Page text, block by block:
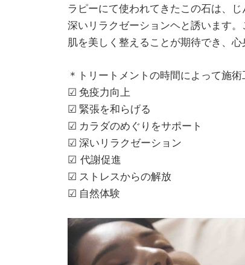
ラピーにて使われてきたこの石は、
深いリラクゼーションヘと誘います
肌を美しく整えることが期待でき、
＊トリートメントの時間によって施
☑ 免疫力向上
☑ 緊張を和らげる
☑ カラダのめぐりをサポート
☑ 深いリラクゼーション
☑ 代謝促進
☑ ストレスからの解放
☑ 自然体験